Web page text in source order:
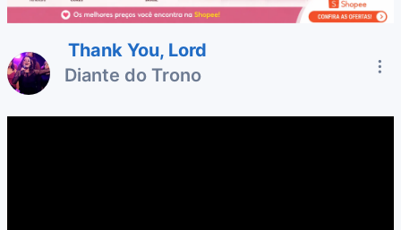
Thank You, Lord
Diante do Trono